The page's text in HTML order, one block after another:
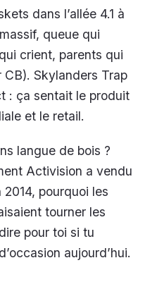
dans l’allée 4.1 à
queue qui
crient, parents qui
Skylanders Trap
: ça sentait le produit
et le retail.
langue de bois ?
Activision a vendu
pourquoi les
tourner les
pour toi si tu
aujourd’hui.